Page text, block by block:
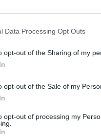
Data Processing Opt Outs
opt-out of the Sharing of my
opt-out of the Sale of my
opt-out of processing my
aumenteranno con
compagni di
lei una relazione
insieme tutti
leggi qui:
trama ed episodi
ed episodi